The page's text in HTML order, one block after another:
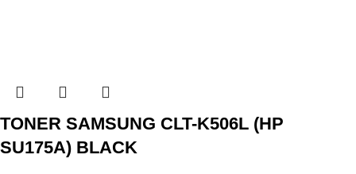
TONER SAMSUNG CLT-K506L (HP
SU175A) BLACK